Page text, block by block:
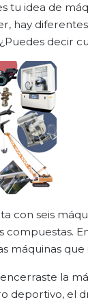
tu idea de
hay
decir
con seis
compuestas.
máquinas que
la
deportivo, el